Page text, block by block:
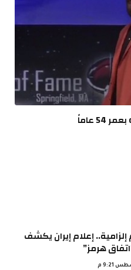
إعلام إيران يكشف
هرمز”